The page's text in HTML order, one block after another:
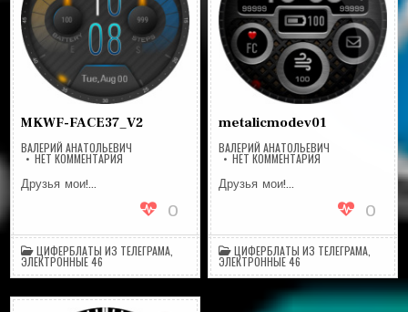
MKWF-FACE37_V2
ВАЛЕРИЙ АНАТОЛЬЕВИЧ
НЕТ КОММЕНТАРИЯНА
Друзья мои!…
0
ЦИФЕРБЛАТЫ ИЗ ТЕЛЕГРАМА
ЭЛЕКТРОННЫЕ 46
metalicmodev01
ВАЛЕРИЙ АНАТОЛЬЕВИЧ
НЕТ КОММЕНТАРИЯНА
METALICMODEV01
Друзья мои!…
0
ЦИФЕРБЛАТЫ ИЗ ТЕЛЕГРАМА
ЭЛЕКТРОННЫЕ 46